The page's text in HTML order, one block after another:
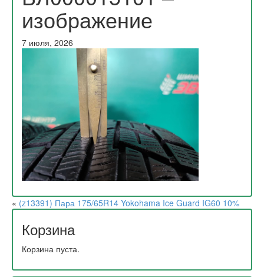
изображение
7 июля, 2026
« (z13391) Пара 175/65R14 Yokohama Ice Guard IG60 10%
Корзина
Корзина пуста.